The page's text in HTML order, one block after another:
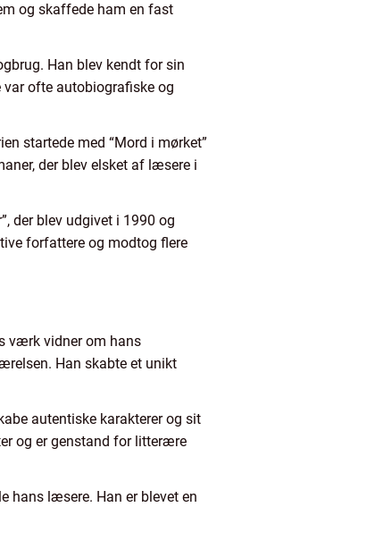
og skaffede ham en fast
Han blev kendt for sin
var ofte autobiografiske og
startede med “Mord i mørket”
der blev elsket af læsere i
der blev udgivet i 1990 og
forfattere og modtog flere
værk vidner om hans
Han skabte et unikt
autentiske karakterer og sit
og er genstand for litterære
hans læsere. Han er blevet en